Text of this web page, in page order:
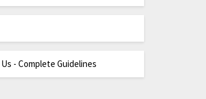
- Complete Guidelines